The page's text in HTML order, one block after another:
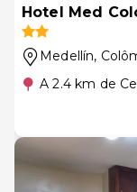
Hotel Med
Medellín,
A 2.4 km de